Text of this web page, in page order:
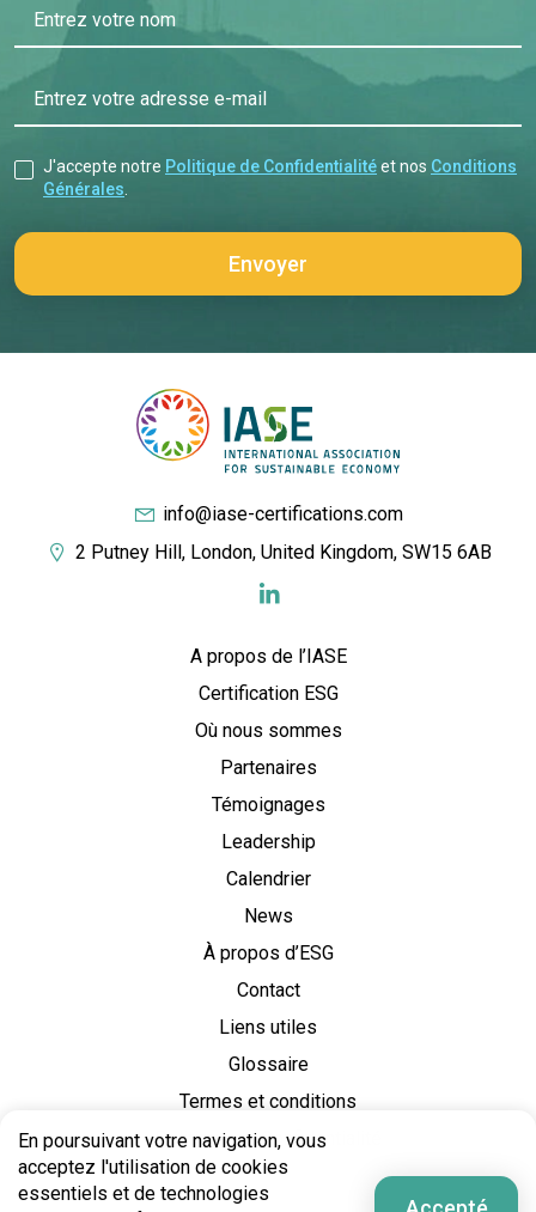
Entrez votre nom
Entrez votre adresse e-mail
J'accepte notre Politique de Confidentialitéet nos Conditions
Générales
info@iase-certifications.com
2 Putney Hill, London, United Kingdom, SW15 6AB
A propos de l’IASE
Certification ESG
Où nous sommes
Partenaires
Témoignages
Leadership
Calendrier
News
À propos d’ESG
Contact
Liens utiles
Glossaire
Termes et conditions
Politique de Confidentialité
En poursuivant votre navigation, vous
acceptez l'utilisation de cookies
essentiels et de technologies